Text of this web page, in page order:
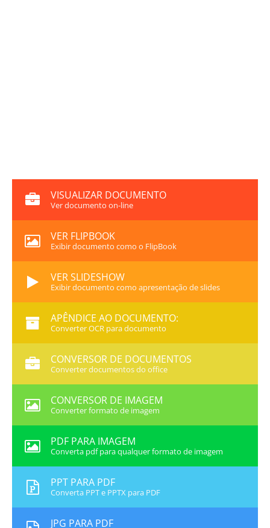
VISUALIZAR DOCUMENTO
Ver documento on-line
VER FLIPBOOK
Exibir documento como o FlipBook
VER SLIDESHOW
Exibir documento como apresentação de slides
APÊNDICE AO DOCUMENTO:
Converter OCR para documento
CONVERSOR DE DOCUMENTOS
Converter documentos do office
CONVERSOR DE IMAGEM
Converter formato de imagem
PDF PARA IMAGEM
Converta pdf para qualquer formato de imagem
PPT PARA PDF
Converta PPT e PPTX para PDF
JPG PARA PDF